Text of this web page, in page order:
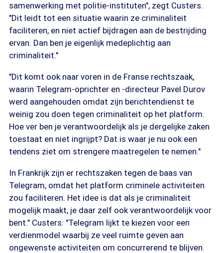
samenwerking met politie-instituten", zegt Custers.
"Dit leidt tot een situatie waarin ze criminaliteit
faciliteren, en niet actief bijdragen aan de bestrijding
ervan. Dan ben je eigenlijk medeplichtig aan
criminaliteit."
"Dit komt ook naar voren in de Franse rechtszaak,
waarin Telegram-oprichter en -directeur Pavel Durov
werd aangehouden omdat zijn berichtendienst te
weinig zou doen tegen criminaliteit op het platform.
Hoe ver ben je verantwoordelijk als je dergelijke zaken
toestaat en niet ingrijpt? Dat is waar je nu ook een
tendens ziet om strengere maatregelen te nemen."
In Frankrijk zijn er rechtszaken tegen de baas van
Telegram, omdat het platform criminele activiteiten
zou faciliteren. Het idee is dat als je criminaliteit
mogelijk maakt, je daar zelf ook verantwoordelijk voor
bent." Custers: "Telegram lijkt te kiezen voor een
verdienmodel waarbij ze veel ruimte geven aan
ongewenste activiteiten om concurrerend te blijven.